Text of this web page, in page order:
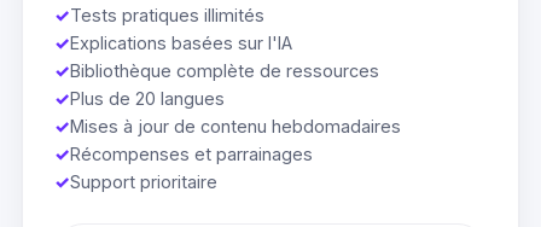
✓Tests pratiques illimités
✓Explications basées sur l'IA
✓Bibliothèque complète de ressources
✓Plus de 20 langues
✓Mises à jour de contenu hebdomadaires
✓Récompenses et parrainages
✓Support prioritaire